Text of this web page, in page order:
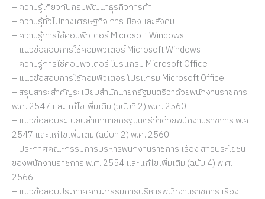
– ความรู้เกี่ยวกับกรมพัฒนาธุรกิจการค้า
– ความรู้ทั่วไปทางเศรษฐกิจ การเมืองและสังคม
– ความรู้การใช้คอมพิวเตอร์ Microsoft Windows
– แนวข้อสอบการใช้คอมพิวเตอร์ Microsoft Windows
– ความรู้การใช้คอมพิวเตอร์ โปรแกรม Microsoft Office
– แนวข้อสอบการใช้คอมพิวเตอร์ โปรแกรม Microsoft Office
– สรุปสาระสำคัญระเบียบสำนักนายกรัฐมนตรีว่าด้วยพนักงานราชการ
พ.ศ. 2547 และแก้ไขเพิ่มเติม (ฉบับที่ 2) พ.ศ. 2560
– แนวข้อสอบระเบียบสำนักนายกรัฐมนตรีว่าด้วยพนักงานราชการ พ.ศ.
2547 และแก้ไขเพิ่มเติม (ฉบับที่ 2) พ.ศ. 2560
– ประกาศคณะกรรมการบริหารพนักงานราชการ เรื่อง สิทธิประโยชน์
ของพนักงานราชการ พ.ศ. 2554 และแก้ไขเพิ่มเติม (ฉบับ 4) พ.ศ.
2566
– แนวข้อสอบประกาศคณะกรรมการบริหารพนักงานราชการ เรื่อง